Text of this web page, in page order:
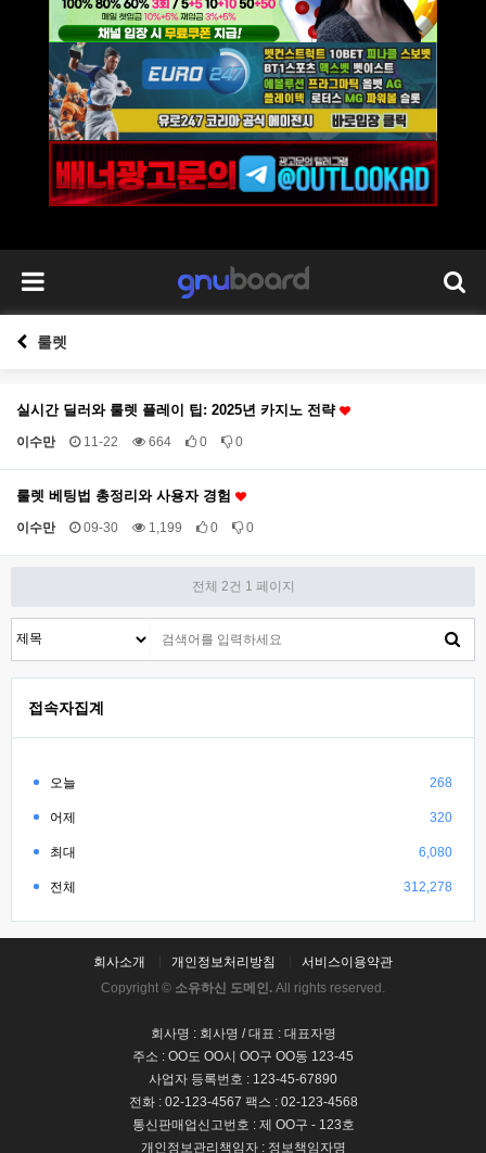
룰렛
실시간 딜러와 룰렛 플레이 팁: 2025년 카지노 전략
이수만 11-22 664 0 0
룰렛 베팅법 총정리와 사용자 경험
이수만 09-30 1,199 0 0
전체 2건 1 페이지
접속자집계
오늘 268
어제 320
최대 6,080
전체 312,278
회사소개 개인정보처리방침
서비스이용약관
Copyright © 소유하신 도메인. All rights reserved.
회사명 : 회사명 / 대표 : 대표자명
주소 : OO도 OO시 OO구 OO동 123-45
사업자 등록번호 : 123-45-67890
전화 : 02-123-4567 팩스 : 02-123-4568
통신판매업신고번호 : 제 OO구 - 123호
개인정보관리책임자 : 정보책임자명